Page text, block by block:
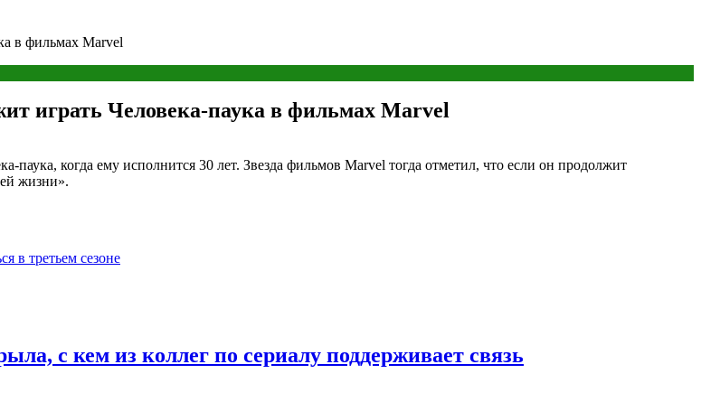
в фильмах Marvel
играть Человека-паука в фильмах Marvel
паука, когда ему исполнится 30 лет. Звезда фильмов Marvel тогда отметил, что если он продолжит
жизни».
в третьем сезоне
с кем из коллег по сериалу поддерживает связь